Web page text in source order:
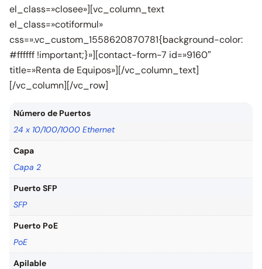
el_class=»closee»][vc_column_text
el_class=»cotiformul»
css=».vc_custom_1558620870781{background-color:
#ffffff !important;}»][contact-form-7 id=»9160″
title=»Renta de Equipos»][/vc_column_text]
[/vc_column][/vc_row]
Número de Puertos
24 x 10/100/1000 Ethernet
Capa
Capa 2
Puerto SFP
SFP
Puerto PoE
PoE
Apilable